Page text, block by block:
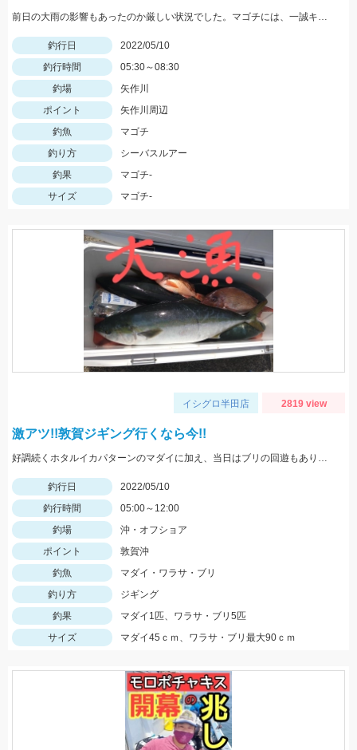
前日の大雨の影響もあったのか厳しい状況でした。マゴチには、一誠キャラメルシャッドが使いやすくオススメ！
釣行日
2022/05/10
釣行時間
05:30～08:30
釣場
矢作川
ポイント
矢作川周辺
釣魚
マゴチ
釣り方
シーバスルアー
釣果
マゴチ-
サイズ
マゴチ-
イシグロ半田店 2819 view
激アツ!!敦賀ジギング行くなら今!!
好調続くホタルイカパターンのマダイに加え、当日はブリの回遊もあり大爆釣!! 迷ってる場合じゃないですよ(笑) 行くなら今しかない!!
釣行日
2022/05/10
釣行時間
05:00～12:00
釣場
沖・オフショア
ポイント
敦賀沖
釣魚
マダイ・ワラサ・ブリ
釣り方
ジギング
釣果
マダイ1匹、ワラサ・ブリ5匹
サイズ
マダイ45ｃｍ、ワラサ・ブリ最大90ｃｍ